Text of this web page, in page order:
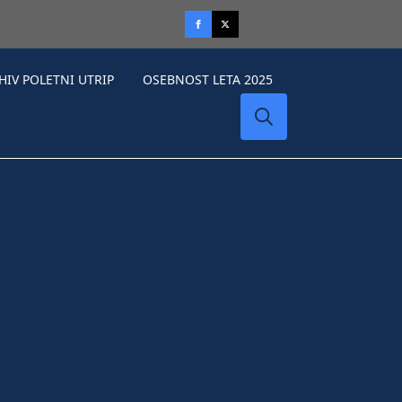
POLETNI UTRIP OSEBNOST LETA 2025